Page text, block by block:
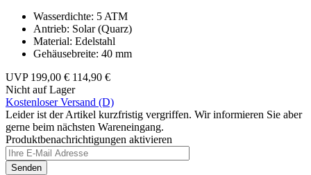
Wasserdichte: 5 ATM
Antrieb: Solar (Quarz)
Material: Edelstahl
Gehäusebreite: 40 mm
UVP 199,00 € 114,90 €
Nicht auf Lager
Kostenloser Versand (D)
Leider ist der Artikel kurzfristig vergriffen. Wir informieren Sie aber
gerne beim nächsten Wareneingang.
Produktbenachrichtigungen aktivieren
Senden